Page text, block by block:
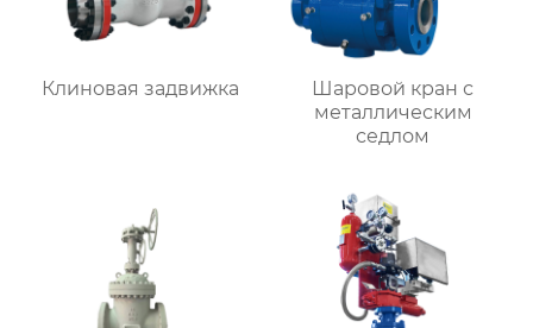
Клиновая задвижка
Шаровой кран с
металлическим
седлом